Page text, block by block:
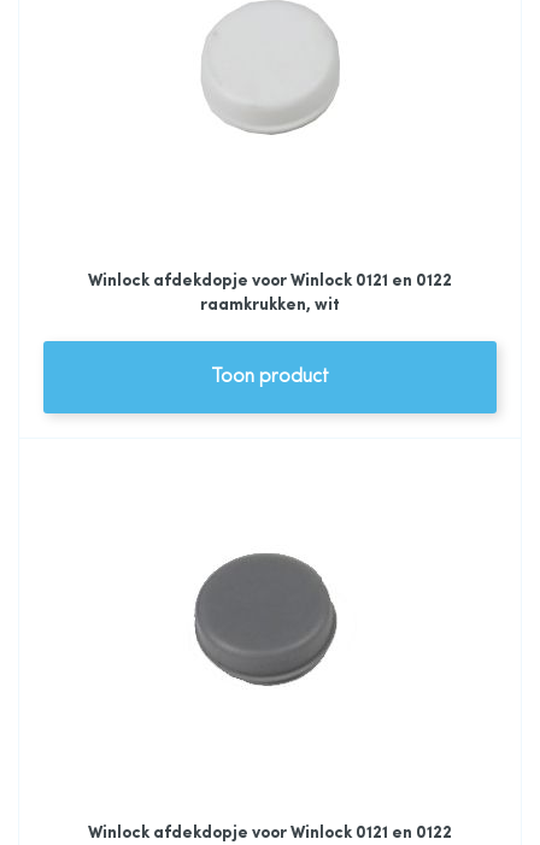
Winlock afdekdopje voor Winlock 0121 en 0122
raamkrukken, wit
Toon product
Winlock afdekdopje voor Winlock 0121 en 0122